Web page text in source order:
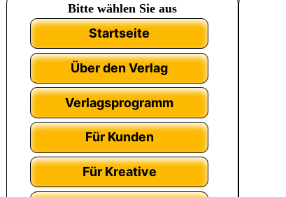
Bitte wählen Sie aus
Startseite
Über den Verlag
Verlagsprogramm
Für Kunden
Für Kreative